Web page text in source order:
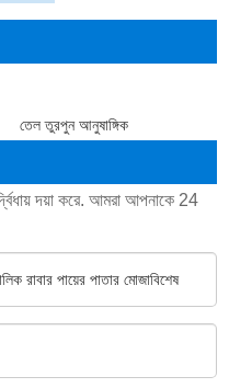
তেল তুরপুন আনুষাঙ্গিক
দয়া করে. আমরা আপনাকে 24